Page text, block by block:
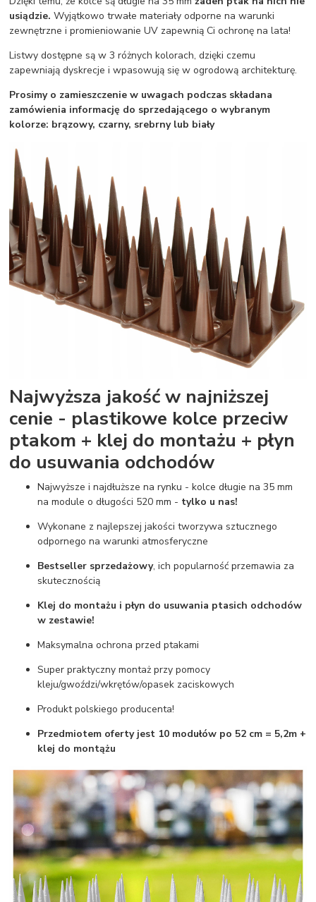
usiądzie. Wyjątkowo trwałe materiały odporne na warunki
zewnętrzne i promieniowanie UV zapewnią Ci ochronę na lata!
Listwy dostępne są w 3 różnych kolorach, dzięki czemu
zapewniają dyskrecje i wpasowują się w ogrodową architekturę.
Prosimy o zamieszczenie w uwagach podczas składana
zamówienia informację do sprzedającego o wybranym
kolorze: brązowy, czarny, srebrny lub biały
Najwyższa jakość w najniższej
cenie - plastikowe kolce przeciw
ptakom + klej do montażu + płyn
do usuwania odchodów
Najwyższe i najdłuższe na rynku - kolce długie na 35 mm
na module o długości 520 mm - tylko u nas!
Wykonane z najlepszej jakości tworzywa sztucznego
odpornego na warunki atmosferyczne
Bestseller sprzedażowy, ich popularność przemawia za
skutecznością
Klej do montażu i płyn do usuwania ptasich odchodów
w zestawie!
Maksymalna ochrona przed ptakami
Super praktyczny montaż przy pomocy
kleju/gwoździ/wkrętów/opasek zaciskowych
Produkt polskiego producenta!
Przedmiotem oferty jest 10 modułów po 52 cm = 5,2m +
klej do montążu